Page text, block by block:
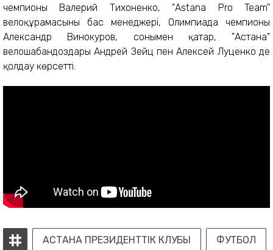
чемпионы Валерий Тихоненко, "Astana Pro Team"
велоқұрамасының бас менеджері, Олимпиада чемпионы
Александр Винокуров, сонымен қатар, "Астана"
велошабандоздары Андрей Зейц пен Алексей Луценко де
қолдау көрсетті.
АСТАНА ПРЕЗИДЕНТТІК КЛУБЫ ФУТБОЛ